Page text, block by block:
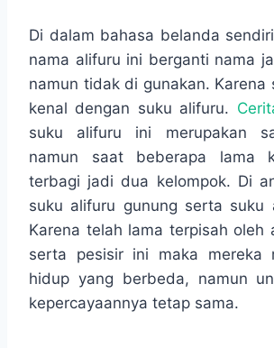
Di dalam bahasa belanda
nama alifuru ini berganti nama
namun tidak di gunakan. Karena
kenal dengan suku alifuru.
suku alifuru ini merupakan
namun saat beberapa lama
terbagi jadi dua kelompok. Di
suku alifuru gunung serta suku
Karena telah lama terpisah oleh
serta pesisir ini maka mereka
hidup yang berbeda, namun
kepercayaannya tetap sama.